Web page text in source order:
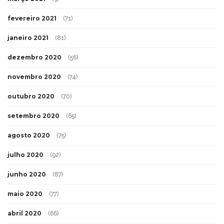
fevereiro 2021 (71)
janeiro 2021 (81)
dezembro 2020 (56)
novembro 2020 (74)
outubro 2020 (70)
setembro 2020 (65)
agosto 2020 (75)
julho 2020 (92)
junho 2020 (87)
maio 2020 (77)
abril 2020 (66)